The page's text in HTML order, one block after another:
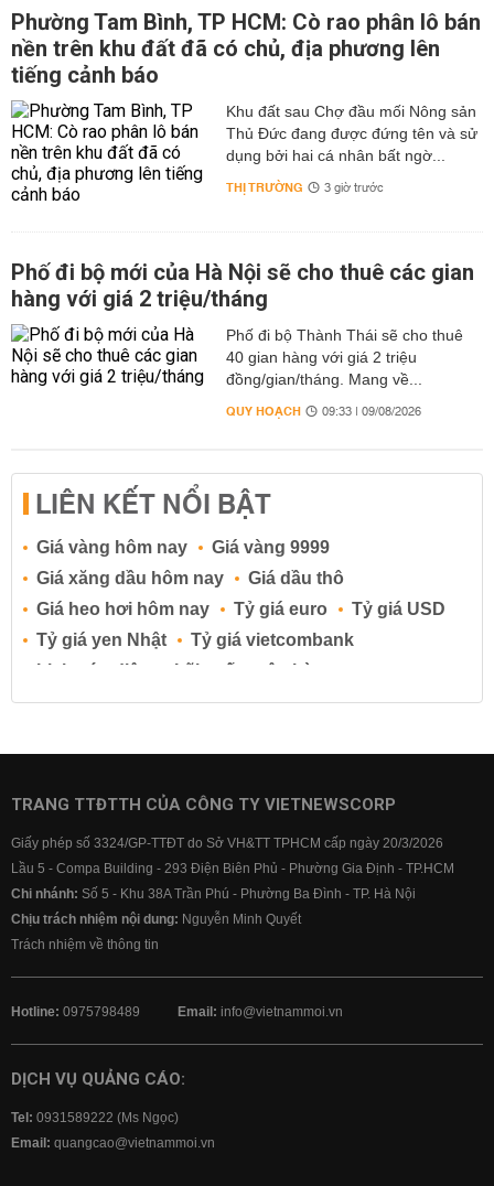
Phường Tam Bình, TP HCM: Cò rao phân lô bán
nền trên khu đất đã có chủ, địa phương lên
tiếng cảnh báo
Khu đất sau Chợ đầu mối Nông sản
Thủ Đức đang được đứng tên và sử
dụng bởi hai cá nhân bất ngờ...
THỊ TRƯỜNG 3 giờ trước
Phố đi bộ mới của Hà Nội sẽ cho thuê các gian
hàng với giá 2 triệu/tháng
Phố đi bộ Thành Thái sẽ cho thuê
40 gian hàng với giá 2 triệu
đồng/gian/tháng. Mang về...
QUY HOẠCH 09:33 | 09/08/2026
LIÊN KẾT NỔI BẬT
Giá vàng hôm nay
Giá vàng 9999
Giá xăng dầu hôm nay
Giá dầu thô
Giá heo hơi hôm nay
Tỷ giá euro
Tỷ giá USD
Tỷ giá yen Nhật
Tỷ giá vietcombank
Lịch cúp điện
Lãi suất ngân hàng
Lãi suất tiết kiệm
Lãi suất tiền gửi
Lãi suất ngân hàng BIDV
Lãi suất ngân hàng Vietcombank
TRANG TTĐTTH CỦA CÔNG TY VIETNEWSCORP
Giấy phép số 3324/GP-TTĐT do Sở VH&TT TPHCM cấp ngày 20/3/2026
Lầu 5 - Compa Building - 293 Điện Biên Phủ - Phường Gia Định - TP.HCM
Chi nhánh: Số 5 - Khu 38A Trần Phú - Phường Ba Đình - TP. Hà Nội
Chịu trách nhiệm nội dung: Nguyễn Minh Quyết
Trách nhiệm về thông tin
Hotline: 0975798489 Email: info@vietnammoi.vn
DỊCH VỤ QUẢNG CÁO:
Tel: 0931589222 (Ms Ngọc)
Email: quangcao@vietnammoi.vn